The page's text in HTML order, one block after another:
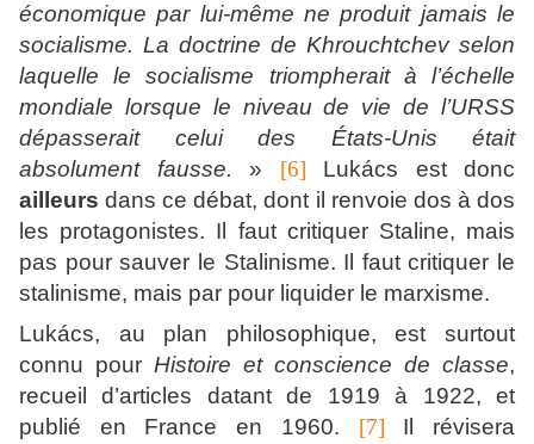
économique par lui-même ne produit jamais le
socialisme. La doctrine de Khrouchtchev selon
laquelle le socialisme triompherait à l’échelle
mondiale lorsque le niveau de vie de l’URSS
dépasserait celui des États-Unis était
absolument fausse. » [6] Lukács est donc
ailleurs dans ce débat, dont il renvoie dos à dos
les protagonistes. Il faut critiquer Staline, mais
pas pour sauver le Stalinisme. Il faut critiquer le
stalinisme, mais par pour liquider le marxisme.
Lukács, au plan philosophique, est surtout
connu pour Histoire et conscience de classe,
recueil d’articles datant de 1919 à 1922, et
publié en France en 1960. [7] Il révisera